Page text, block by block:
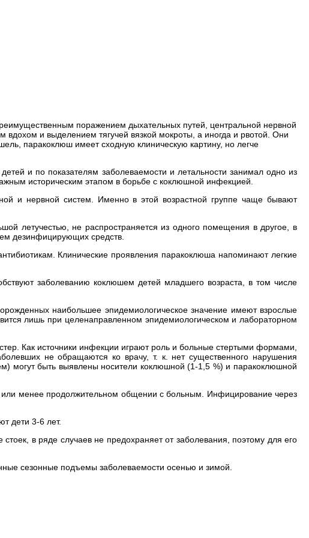
поражением дыхательных путей, центральной нервной
и выделением тягучей вязкой мокроты, а иногда и рвотой. Они
паракоклюш имеет сходную клиническую картину, но легче
и по показателям заболеваемости и летальности занимал одно из
историческим этапом в борьбе с коклюшной инфекцией.
и нервной систем. Именно в этой возрастной группе чаще бывают
летучестью, не распространяется из одного помещения в другое, в
дезинфицирующих средств.
Клинические проявления паракоклюша напоминают легкие
заболеванию коклюшем детей младшего возраста, в том числе
наибольшее эпидемиологическое значение имеют взрослые
лишь при целенаправленном эпидемиологическом и лабораторном
Как источники инфекции играют роль и больные стертыми формами,
не обращаются ко врачу, т. к. нет существенного нарушения
могут быть выявлены носители коклюшной (1-1,5 %) и паракоклюшной
менее продолжительном общении с больным. Инфицирование через
дети 3-6 лет.
в ряде случаев не предохраняет от заболевания, поэтому для его
сезонные подъемы заболеваемости осенью и зимой.